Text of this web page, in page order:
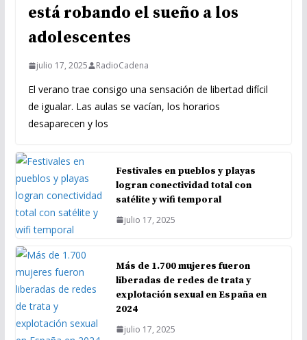
está robando el sueño a los
adolescentes
julio 17, 2025 RadioCadena
El verano trae consigo una sensación de libertad difícil
de igualar. Las aulas se vacían, los horarios
desaparecen y los
Festivales en pueblos y playas
logran conectividad total con
satélite y wifi temporal
julio 17, 2025
Más de 1.700 mujeres fueron
liberadas de redes de trata y
explotación sexual en España en
2024
julio 17, 2025